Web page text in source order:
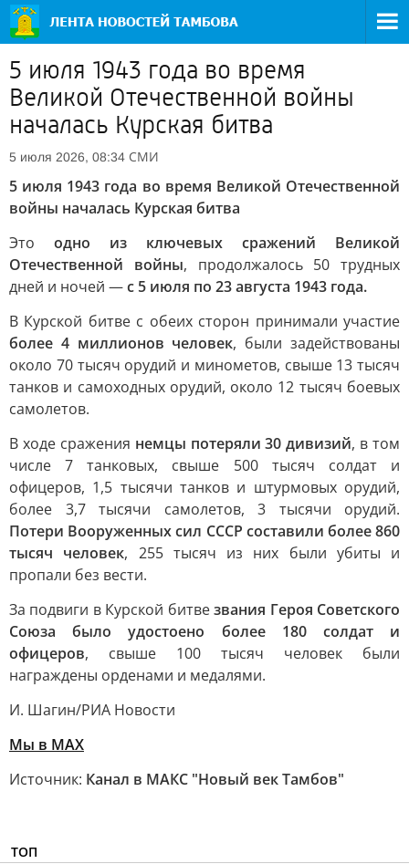
5 июля 1943 года во время
Великой Отечественной войны
началась Курская битва
5 июля 2026, 08:34 СМИ
5 июля 1943 года во время Великой Отечественной
войны началась Курская битва
Это одно из ключевых сражений Великой
Отечественной войны, продолжалось 50 трудных
дней и ночей —с 5 июля по 23 августа 1943 года.
В Курской битве с обеих сторон принимали участие
более 4 миллионов человек, были задействованы
около 70 тысяч орудий и минометов, свыше 13 тысяч
танков и самоходных орудий, около 12 тысяч боевых
самолетов.
В ходе сражения немцы потеряли 30 дивизий, в том
числе 7 танковых, свыше 500 тысяч солдат и
офицеров, 1,5 тысячи танков и штурмовых орудий,
более 3,7 тысячи самолетов, 3 тысячи орудий.
Потери Вооруженных сил СССР составили более 860
тысяч человек, 255 тысяч из них были убиты и
пропали без вести.
За подвиги в Курской битвезвания Героя Советского
Союза было удостоено более 180 солдат и
офицеров, свыше 100 тысяч человек были
награждены орденами и медалями.
И. Шагин/РИА Новости
Мы в MAX
Источник: Канал в МАКС "Новый век Тамбов"
ТОП